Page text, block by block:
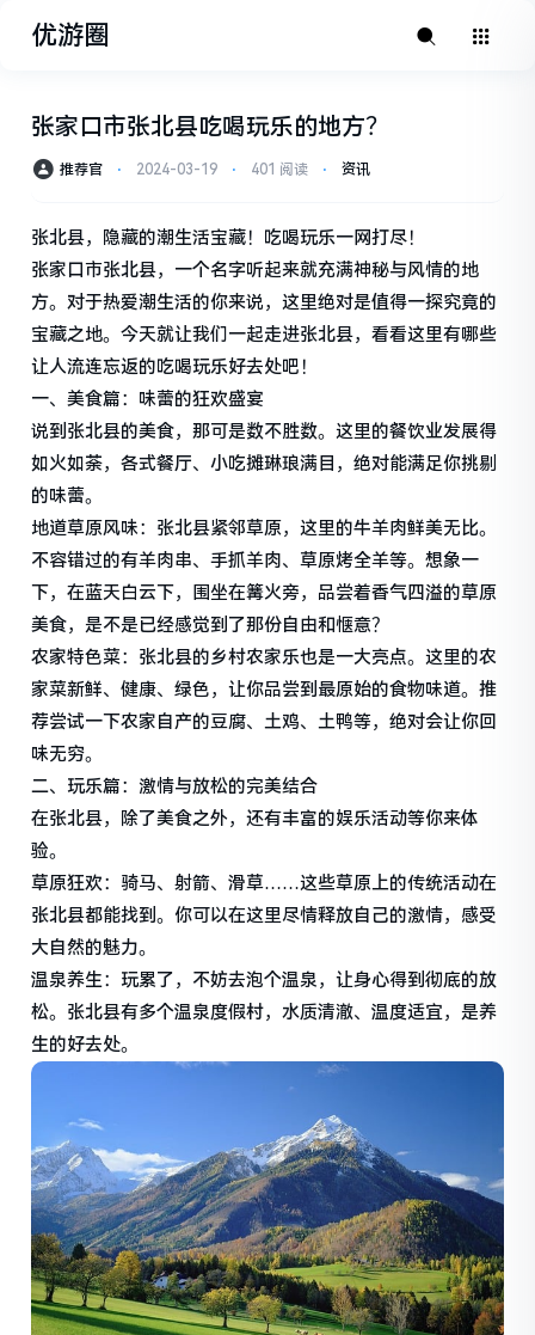
优游圈
张家口市张北县吃喝玩乐的地方？
推荐官 ⋅ 2024-03-19 ⋅ 401 阅读 ⋅ 资讯
张北县，隐藏的潮生活宝藏！吃喝玩乐一网打尽！
张家口市张北县，一个名字听起来就充满神秘与风情的地
方。对于热爱潮生活的你来说，这里绝对是值得一探究竟的
宝藏之地。今天就让我们一起走进张北县，看看这里有哪些
让人流连忘返的吃喝玩乐好去处吧！
一、美食篇：味蕾的狂欢盛宴
说到张北县的美食，那可是数不胜数。这里的餐饮业发展得
如火如荼，各式餐厅、小吃摊琳琅满目，绝对能满足你挑剔
的味蕾。
地道草原风味：张北县紧邻草原，这里的牛羊肉鲜美无比。
不容错过的有羊肉串、手抓羊肉、草原烤全羊等。想象一
下，在蓝天白云下，围坐在篝火旁，品尝着香气四溢的草原
美食，是不是已经感觉到了那份自由和惬意？
农家特色菜：张北县的乡村农家乐也是一大亮点。这里的农
家菜新鲜、健康、绿色，让你品尝到最原始的食物味道。推
荐尝试一下农家自产的豆腐、土鸡、土鸭等，绝对会让你回
味无穷。
二、玩乐篇：激情与放松的完美结合
在张北县，除了美食之外，还有丰富的娱乐活动等你来体
验。
草原狂欢：骑马、射箭、滑草……这些草原上的传统活动在
张北县都能找到。你可以在这里尽情释放自己的激情，感受
大自然的魅力。
温泉养生：玩累了，不妨去泡个温泉，让身心得到彻底的放
松。张北县有多个温泉度假村，水质清澈、温度适宜，是养
生的好去处。